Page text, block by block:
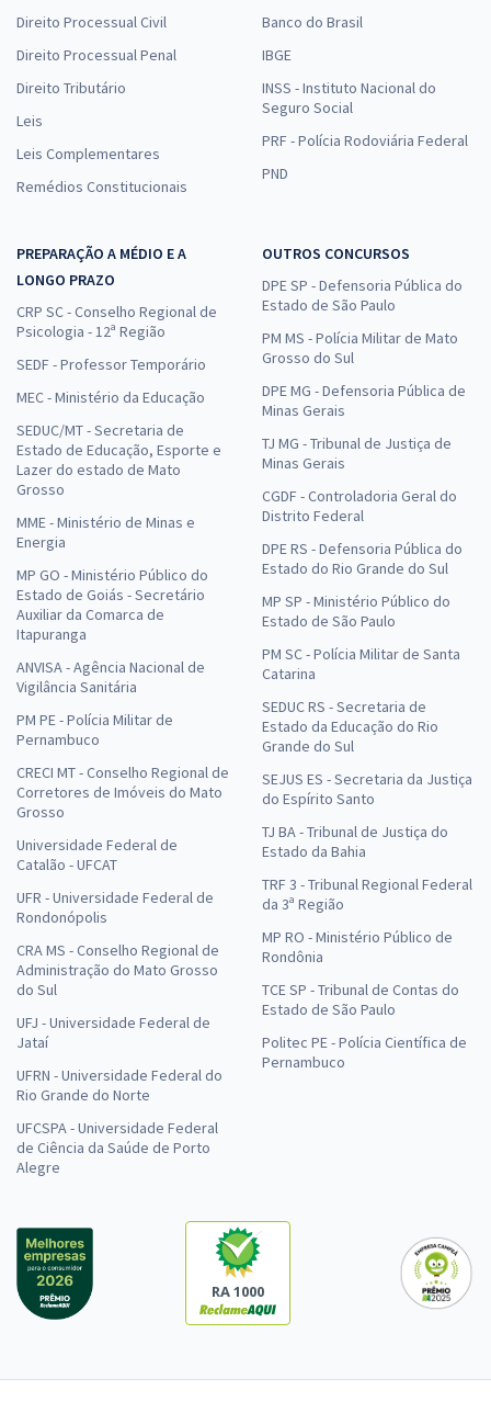
Direito Processual Civil
Direito Processual Penal
Direito Tributário
Leis
Leis Complementares
Remédios Constitucionais
Banco do Brasil
IBGE
INSS - Instituto Nacional do
Seguro Social
PRF - Polícia Rodoviária Federal
PND
PREPARAÇÃO A MÉDIO E A
LONGO PRAZO
CRP SC - Conselho Regional de
Psicologia - 12ª Região
SEDF - Professor Temporário
MEC - Ministério da Educação
SEDUC/MT - Secretaria de
Estado de Educação, Esporte e
Lazer do estado de Mato
Grosso
MME - Ministério de Minas e
Energia
MP GO - Ministério Público do
Estado de Goiás - Secretário
Auxiliar da Comarca de
Itapuranga
ANVISA - Agência Nacional de
Vigilância Sanitária
PM PE - Polícia Militar de
Pernambuco
CRECI MT - Conselho Regional de
Corretores de Imóveis do Mato
Grosso
Universidade Federal de
Catalão - UFCAT
UFR - Universidade Federal de
Rondonópolis
CRA MS - Conselho Regional de
Administração do Mato Grosso
do Sul
UFJ - Universidade Federal de
Jataí
UFRN - Universidade Federal do
Rio Grande do Norte
UFCSPA - Universidade Federal
de Ciência da Saúde de Porto
Alegre
OUTROS CONCURSOS
DPE SP - Defensoria Pública do
Estado de São Paulo
PM MS - Polícia Militar de Mato
Grosso do Sul
DPE MG - Defensoria Pública de
Minas Gerais
TJ MG - Tribunal de Justiça de
Minas Gerais
CGDF - Controladoria Geral do
Distrito Federal
DPE RS - Defensoria Pública do
Estado do Rio Grande do Sul
MP SP - Ministério Público do
Estado de São Paulo
PM SC - Polícia Militar de Santa
Catarina
SEDUC RS - Secretaria de
Estado da Educação do Rio
Grande do Sul
SEJUS ES - Secretaria da Justiça
do Espírito Santo
TJ BA - Tribunal de Justiça do
Estado da Bahia
TRF 3 - Tribunal Regional Federal
da 3ª Região
MP RO - Ministério Público de
Rondônia
TCE SP - Tribunal de Contas do
Estado de São Paulo
Politec PE - Polícia Científica de
Pernambuco
RA 1000